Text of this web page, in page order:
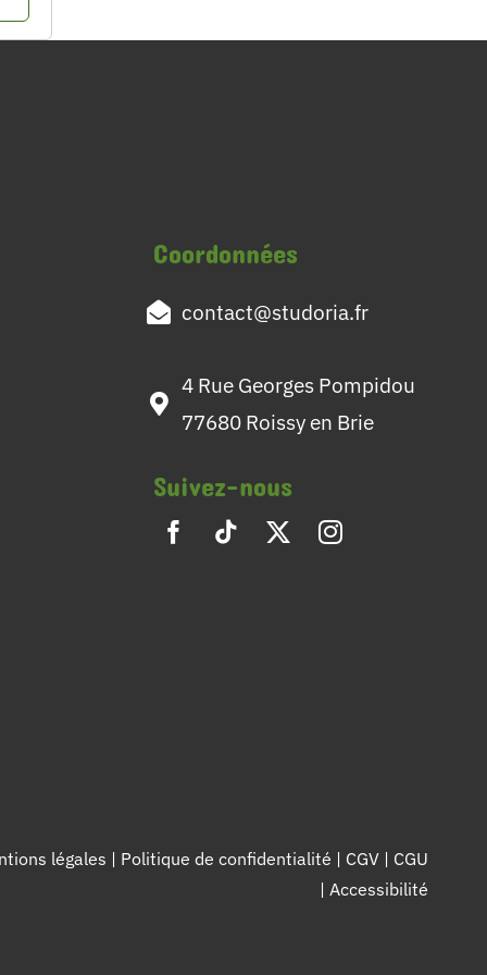
Coordonnées
contact@studoria.fr
4 Rue Georges Pompidou
77680 Roissy en Brie
Suivez-nous
légales | Politique de confidentialité | CGV | CGU
|Accessibilité